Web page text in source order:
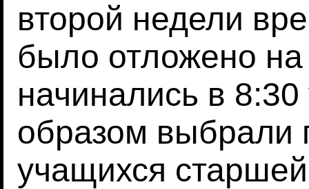
второй недели
было отложено на
начинались в
образом выбрали
учащихся